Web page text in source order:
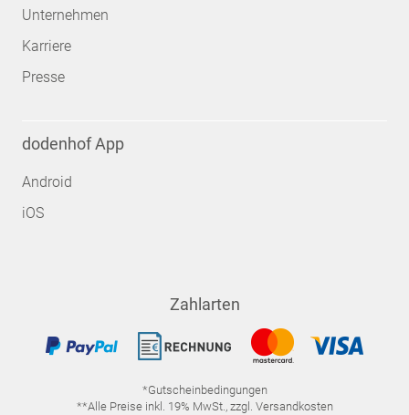
Unternehmen
Karriere
Presse
dodenhof App
Android
iOS
Zahlarten
*Gutscheinbedingungen
**Alle Preise inkl. 19% MwSt., zzgl. Versandkosten